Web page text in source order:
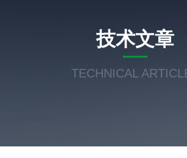
技术文章
TECHNICAL